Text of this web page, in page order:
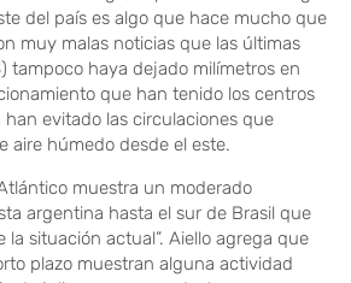
del país es algo que hace mucho que
muy malas noticias que las últimas
tampoco haya dejado milímetros en
que han tenido los centros
evitado las circulaciones que
aire húmedo desde el este.
muestra un moderado
argentina hasta el sur de Brasil que
situación actual”. Aiello agrega que
plazo muestran alguna actividad